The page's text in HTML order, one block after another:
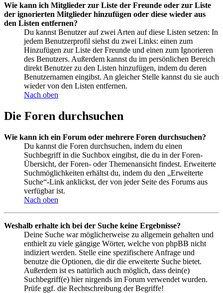
Wie kann ich Mitglieder zur Liste der Freunde oder zur Liste
der ignorierten Mitglieder hinzufügen oder diese wieder aus
den Listen entfernen?
Du kannst Benutzer auf zwei Arten auf diese Listen setzen: In
jedem Benutzerprofil siehst du zwei Links: einen zum
Hinzufügen zur Liste der Freunde und einen zum Ignorieren
des Benutzers. Außerdem kannst du im persönlichen Bereich
direkt Benutzer zu den Listen hinzufügen, indem du deren
Benutzernamen eingibst. An gleicher Stelle kannst du sie auch
wieder von den Listen entfernen.
Nach oben
Die Foren durchsuchen
Wie kann ich ein Forum oder mehrere Foren durchsuchen?
Du kannst die Foren durchsuchen, indem du einen
Suchbegriff in die Suchbox eingibst, die du in der Foren-
Übersicht, der Foren- oder Themenansicht findest. Erweiterte
Suchmöglichkeiten erhältst du, indem du den „Erweiterte
Suche“-Link anklickst, der von jeder Seite des Forums aus
verfügbar ist.
Nach oben
Weshalb erhalte ich bei der Suche keine Ergebnisse?
Deine Suche war möglicherweise zu allgemein gehalten und
enthielt zu viele gängige Wörter, welche von phpBB nicht
indiziert werden. Stelle eine spezifischere Anfrage und
benutze die Optionen, die dir die erweiterte Suche bietet.
Außerdem ist es natürlich auch möglich, dass dein(e)
Suchbegriff(e) hier nirgends im Forum verwendet wurden.
Prüfe ggf. die Rechtschreibung der Begriffe!